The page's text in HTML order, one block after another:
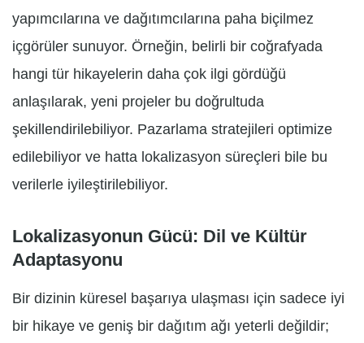
yapımcılarına ve dağıtımcılarına paha biçilmez
içgörüler sunuyor. Örneğin, belirli bir coğrafyada
hangi tür hikayelerin daha çok ilgi gördüğü
anlaşılarak, yeni projeler bu doğrultuda
şekillendirilebiliyor. Pazarlama stratejileri optimize
edilebiliyor ve hatta lokalizasyon süreçleri bile bu
verilerle iyileştirilebiliyor.
Lokalizasyonun Gücü: Dil ve Kültür
Adaptasyonu
Bir dizinin küresel başarıya ulaşması için sadece iyi
bir hikaye ve geniş bir dağıtım ağı yeterli değildir;